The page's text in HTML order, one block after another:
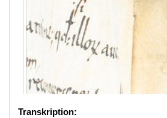
Transkription: